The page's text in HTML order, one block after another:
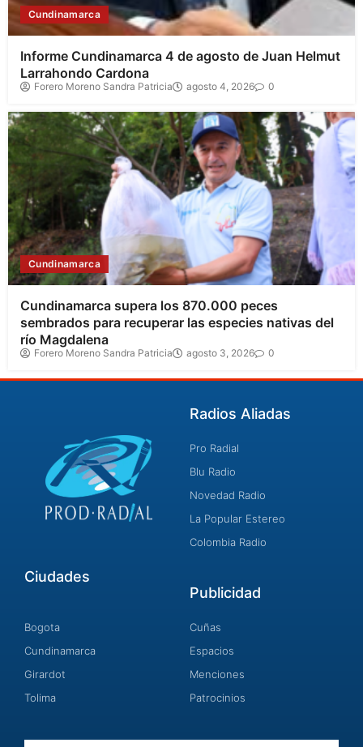
Cundinamarca
Informe Cundinamarca 4 de agosto de Juan Helmut
Larrahondo Cardona
Forero Moreno Sandra Patricia agosto 4, 2026 0
Cundinamarca
Cundinamarca supera los 870.000 peces
sembrados para recuperar las especies nativas del
río Magdalena
Forero Moreno Sandra Patricia agosto 3, 2026 0
Radios Aliadas
Pro Radial
Blu Radio
Novedad Radio
La Popular Estereo
Colombia Radio
Ciudades
Bogota
Cundinamarca
Girardot
Tolima
Publicidad
Cuñas
Espacios
Menciones
Patrocinios